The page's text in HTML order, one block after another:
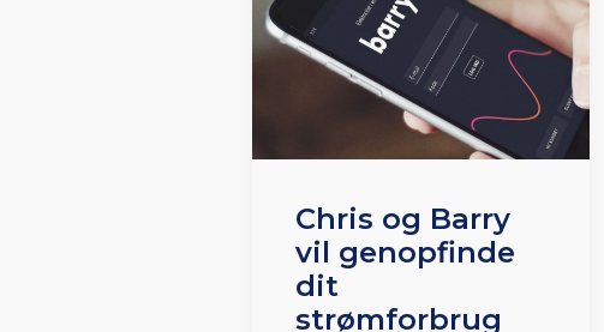
Chris og Barry
vil genopfinde
dit
strømforbrug